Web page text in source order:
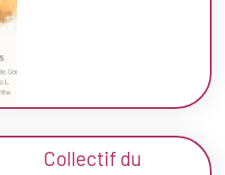
Collectif du